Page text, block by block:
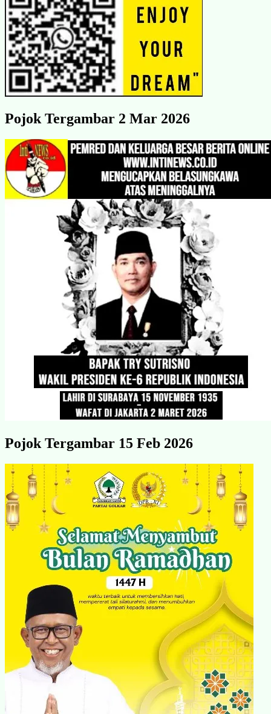
Pojok Tergambar 2 Mar 2026
Pojok Tergambar 15 Feb 2026